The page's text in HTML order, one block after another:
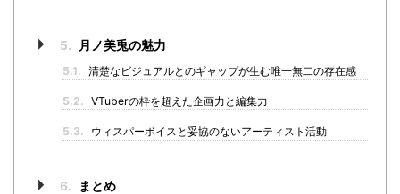
5. 月ノ美兎の魅力
5.1. 清楚なビジュアルとのギャップが生む唯一無二の存在感
5.2. VTuberの枠を超えた企画力と編集力
5.3. ウィスパーボイスと妥協のないアーティスト活動
6. まとめ